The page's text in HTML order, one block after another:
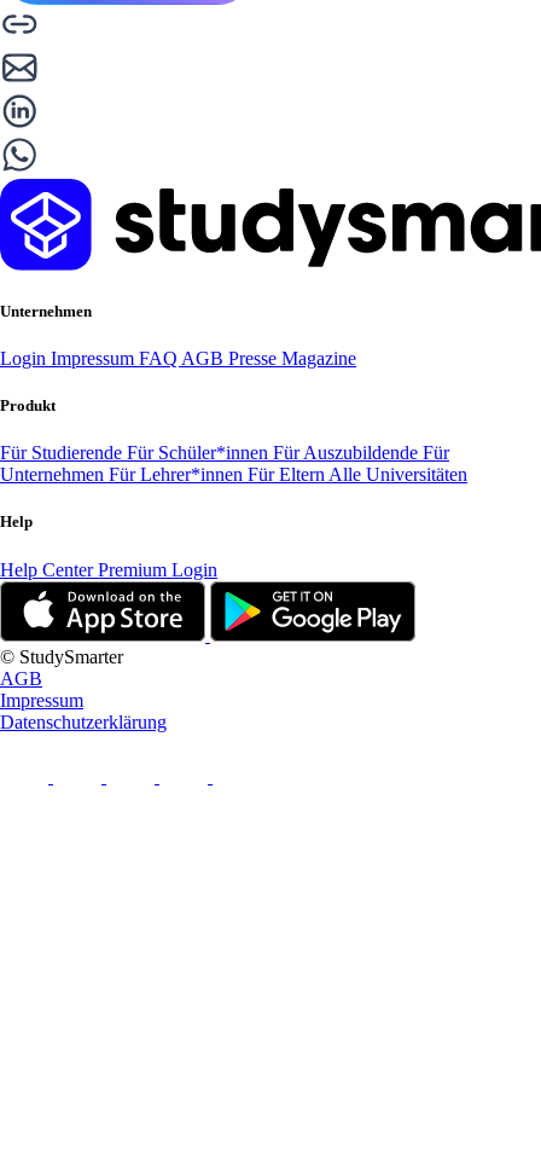
Unternehmen
Login Impressum FAQ AGB Presse Magazine
Produkt
Für Studierende Für Schüler*innen Für Auszubildende Für
Unternehmen Für Lehrer*innen Für Eltern Alle Universitäten
Help
Help CenterPremium Login
© StudySmarter
AGB
Impressum
Datenschutzerklärung